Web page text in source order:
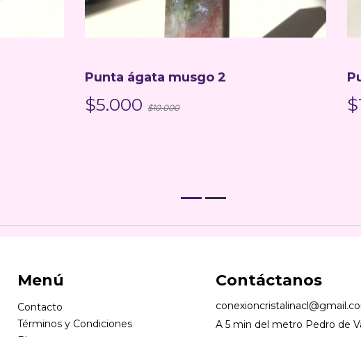
Punta ágata musgo 2
$5.000 $10.000
Menú
Contacto
Términos y Condiciones
Contáctanos
A 5 min del metro Pedro de